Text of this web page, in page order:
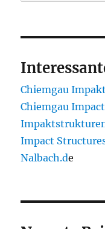
Chiemgau Impakt
Chiemgau Impact
Impact
Nalbach.de